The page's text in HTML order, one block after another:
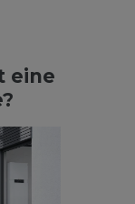
eine